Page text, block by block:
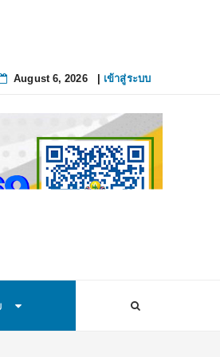
August 6, 2026| เข้าสู่ระบบ